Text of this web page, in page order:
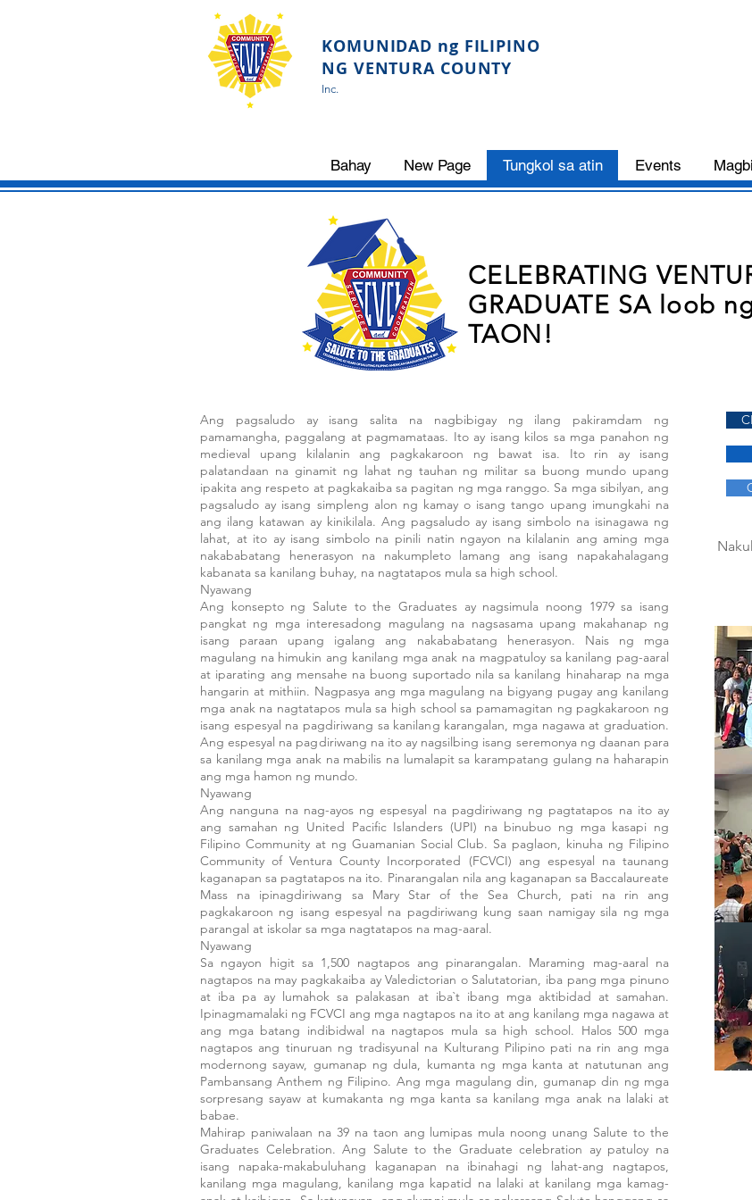
KOMUNIDAD ng FILIPINO
NG VENTURA COUNTY
Inc.
Bahay New Page Tungkol sa atin Events
CELEBRATING
GRADUATE SA loob
TAON!
Ang pagsaludo ay isang salita na nagbibigay ng ilang pakiramdam ng
pamamangha, paggalang at pagmamataas. Ito ay isang kilos sa mga panahon ng
medieval upang kilalanin ang pagkakaroon ng bawat isa. Ito rin ay isang
palatandaan na ginamit ng lahat ng tauhan ng militar sa buong mundo upang
ipakita ang respeto at pagkakaiba sa pagitan ng mga ranggo. Sa mga sibilyan, ang
pagsaludo ay isang simpleng alon ng kamay o isang tango upang imungkahi na
ang ilang katawan ay kinikilala. Ang pagsaludo ay isang simbolo na isinagawa ng
lahat, at ito ay isang simbolo na pinili natin ngayon na kilalanin ang aming mga
nakababatang henerasyon na nakumpleto lamang ang isang napakahalagang
kabanata sa kanilang buhay, na nagtatapos mula sa high school.
Nyawang
Ang konsepto ng Salute to the Graduates ay nagsimula noong 1979 sa isang
pangkat ng mga interesadong magulang na nagsasama upang makahanap ng
isang paraan upang igalang ang nakababatang henerasyon. Nais ng mga
magulang na himukin ang kanilang mga anak na magpatuloy sa kanilang pag-aaral
at iparating ang mensahe na buong suportado nila sa kanilang hinaharap na mga
hangarin at mithiin. Nagpasya ang mga magulang na bigyang pugay ang kanilang
mga anak na nagtatapos mula sa high school sa pamamagitan ng pagkakaroon ng
isang espesyal na pagdiriwang sa kanilang karangalan, mga nagawa at graduation.
Ang espesyal na pagdiriwang na ito ay nagsilbing isang seremonya ng daanan para
sa kanilang mga anak na mabilis na lumalapit sa karampatang gulang na haharapin
ang mga hamon ng mundo.
Nyawang
Ang nanguna na nag-ayos ng espesyal na pagdiriwang ng pagtatapos na ito ay
ang samahan ng United Pacific Islanders (UPI) na binubuo ng mga kasapi ng
Filipino Community at ng Guamanian Social Club. Sa paglaon, kinuha ng Filipino
Community of Ventura County Incorporated (FCVCI) ang espesyal na taunang
kaganapan sa pagtatapos na ito. Pinarangalan nila ang kaganapan sa Baccalaureate
Mass na ipinagdiriwang sa Mary Star of the Sea Church, pati na rin ang
pagkakaroon ng isang espesyal na pagdiriwang kung saan namigay sila ng mga
parangal at iskolar sa mga nagtatapos na mag-aaral.
Nyawang
Sa ngayon higit sa 1,500 nagtapos ang pinarangalan. Maraming mag-aaral na
nagtapos na may pagkakaiba ay Valedictorian o Salutatorian, iba pang mga pinuno
at iba pa ay lumahok sa palakasan at iba`t ibang mga aktibidad at samahan.
Ipinagmamalaki ng FCVCI ang mga nagtapos na ito at ang kanilang mga nagawa at
ang mga batang indibidwal na nagtapos mula sa high school. Halos 500 mga
nagtapos ang tinuruan ng tradisyunal na Kulturang Pilipino pati na rin ang mga
modernong sayaw, gumanap ng dula, kumanta ng mga kanta at natutunan ang
Pambansang Anthem ng Filipino. Ang mga magulang din, gumanap din ng mga
sorpresang sayaw at kumakanta ng mga kanta sa kanilang mga anak na lalaki at
babae.
Mahirap paniwalaan na 39 na taon ang lumipas mula noong unang Salute to the
Graduates Celebration. Ang Salute to the Graduate celebration ay patuloy na
isang napaka-makabuluhang kaganapan na ibinahagi ng lahat-ang nagtapos,
kanilang mga magulang, kanilang mga kapatid na lalaki at kanilang mga kamag-